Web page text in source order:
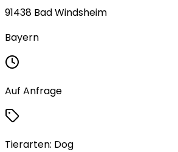
91438 Bad Windsheim
Bayern
Auf Anfrage
Tierarten: Dog